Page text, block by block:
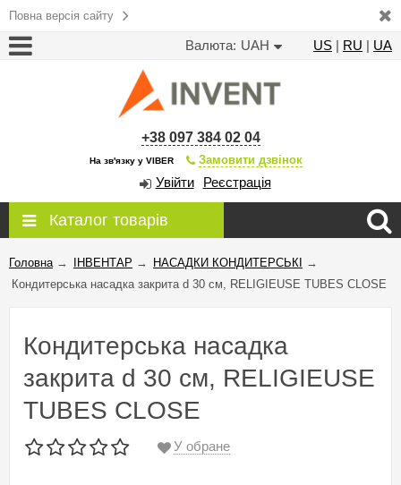
Повна версія сайту
Валюта: UAH US | RU | UA
+38 097 384 02 04
На зв'язку у VIBER Замовити дзвінок
Увійти Реєстрація
Каталог товарів
Головна → ІНВЕНТАР → НАСАДКИ КОНДИТЕРСЬКІ
→
Кондитерська насадка закрита d 30 см, RELIGIEUSE TUBES CLOSE
Кондитерська насадка
закрита d 30 см, RELIGIEUSE
TUBES CLOSE
У обране